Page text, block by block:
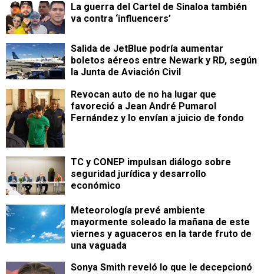
La guerra del Cartel de Sinaloa también
va contra ‘influencers’
Salida de JetBlue podría aumentar
boletos aéreos entre Newark y RD, según
la Junta de Aviación Civil
Revocan auto de no ha lugar que
favoreció a Jean André Pumarol
Fernández y lo envían a juicio de fondo
TC y CONEP impulsan diálogo sobre
seguridad jurídica y desarrollo
económico
Meteorología prevé ambiente
mayormente soleado la mañana de este
viernes y aguaceros en la tarde fruto de
una vaguada
Sonya Smith reveló lo que le decepcionó